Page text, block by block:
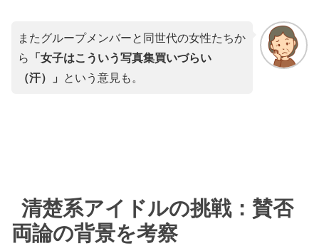
またグループメンバーと同世代の女性たちか
ら 「女子はこういう写真集買いづらい
（汗）」 という意見も。
清楚系アイドルの挑戦：賛否
両論の背景を考察